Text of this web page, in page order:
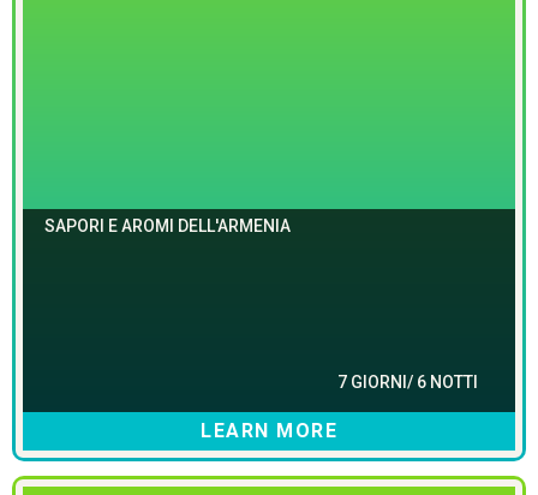
SAPORI E AROMI DELL'ARMENIA
7 GIORNI/ 6 NOTTI
LEARN MORE